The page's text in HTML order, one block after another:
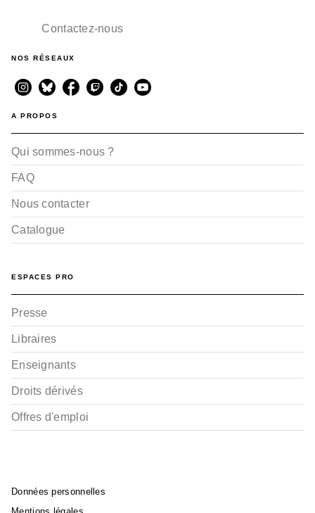
Contactez-nous
NOS RÉSEAUX
A PROPOS
Qui sommes-nous ?
FAQ
Nous contacter
Catalogue
ESPACES PRO
Presse
Libraires
Enseignants
Droits dérivés
Offres d'emploi
Données personnelles